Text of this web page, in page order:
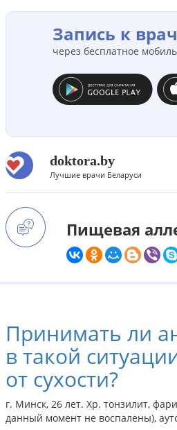
Запись к
через бесплатное
doktora.by
Лучшие врачи Беларуси
Пищевая
Принимать ли
в такой
от сухости?
г. Минск, 26 лет. Хр. тонзилит,
данный момент не воспалены),